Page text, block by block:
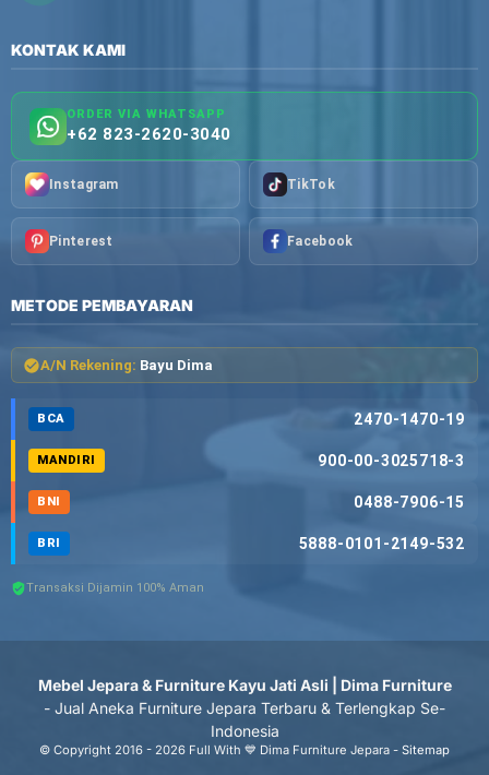
KONTAK KAMI
ORDER VIA WHATSAPP
+62 823-2620-3040
Instagram TikTok
Pinterest Facebook
METODE PEMBAYARAN
A/N Rekening: Bayu Dima
BCA 2470-1470-19
MANDIRI 900-00-3025718-3
BNI 0488-7906-15
BRI 5888-0101-2149-532
Transaksi Dijamin 100% Aman
Mebel Jepara & Furniture Kayu Jati Asli | Dima Furniture
- Jual Aneka Furniture Jepara Terbaru & Terlengkap Se-
Indonesia
© Copyright 2016 - 2026 Full With 💙 Dima Furniture Jepara - Sitemap